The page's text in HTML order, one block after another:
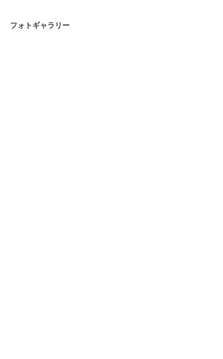
フォトギャラリー